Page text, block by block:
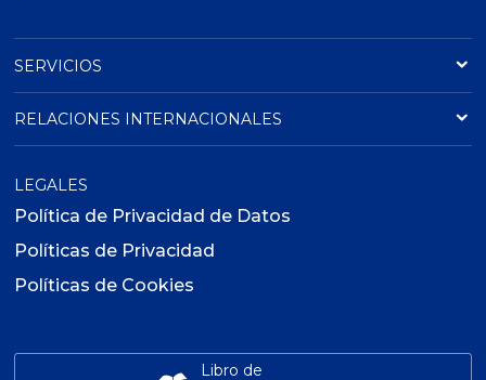
SERVICIOS
RELACIONES INTERNACIONALES
LEGALES
Política de Privacidad de Datos
Políticas de Privacidad
Políticas de Cookies
Libro de